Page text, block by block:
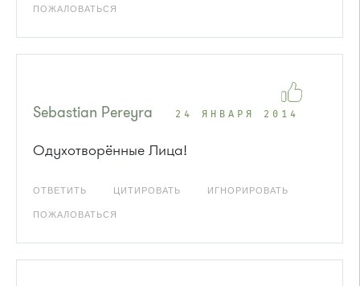
ПОЖАЛОВАТЬСЯ
Sebastian Pereyra 24 ЯНВАРЯ 2014
Одухотворённые Лица!
ОТВЕТИТЬ ЦИТИРОВАТЬ ИГНОРИРОВАТЬ
ПОЖАЛОВАТЬСЯ